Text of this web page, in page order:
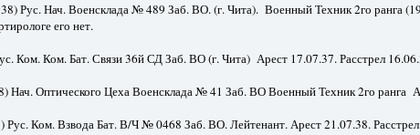
Рус. Нач. Военсклада № 489 Заб. ВО. (г. Чита). Военный Техник 2го ранга
его нет.
Ком. Ком. Бат. Связи 36й СД Заб. ВО (г. Чита) Арест 17.07.37. Расстрел
Нач. Оптического Цеха Военсклада № 41 Заб. ВО Военный Техник 2го ранга
Рус. Ком. Взвода Бат. В/Ч № 0468 Заб. ВО. Лейтенант. Арест 21.07.38.